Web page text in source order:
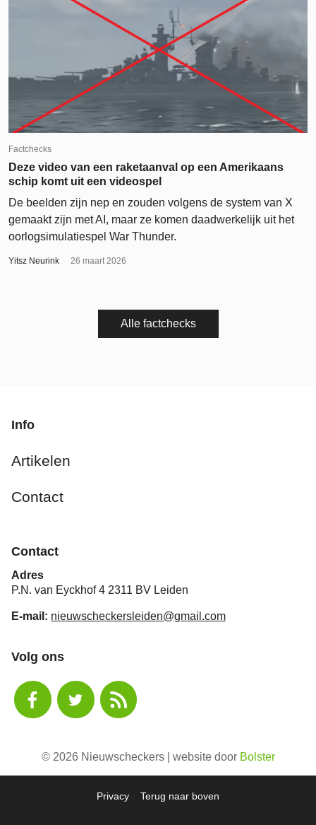
Factchecks
Deze video van een raketaanval op een Amerikaans
schip komt uit een videospel
De beelden zijn nep en zouden volgens de system van X
gemaakt zijn met AI, maar ze komen daadwerkelijk uit het
oorlogsimulatiespel War Thunder.
Yitsz Neurink 26 maart 2026
Alle factchecks
Info
Artikelen
Contact
Contact
Adres
P.N. van Eyckhof 4 2311 BV Leiden
E-mail: nieuwscheckersleiden@gmail.com
Volg ons
© 2026 Nieuwscheckers | website door Bolster
Privacy Terug naar boven